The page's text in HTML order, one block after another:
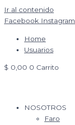
Ir al contenido
Facebook Instagram
Home
Usuarios
$ 0,00 0 Carrito
NOSOTROS
Faro